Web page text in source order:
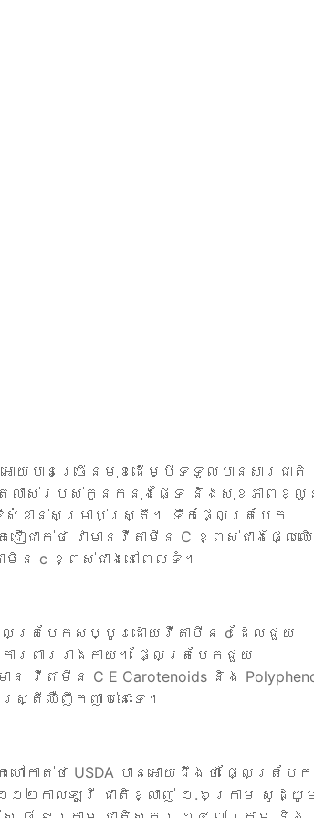
ោយបានច្រើនមុខដើម្បីទទួលបានសារជាតិ
ាស់របស់កូនក្នុងផ្ទៃ និងសុខភាពខ្លួ
ទីសំខាន់សម្រាប់ស្ត្រី។ ទឹកផ្លែត្របែក
ជាក់ថា វាមានវីតាមីន C ខ្ពស់ជាងផ្លែឈើ
មីន c ខ្ពស់ជាងនៅពេលទុំ។
ែត្របែកសម្បូរដោយវីតាមីន c ដែលជួយ
ាររាងកាយ។ ផ្លែត្របែកជួយ
តាមីន C E Carotenoids និង
រីឈឺញឹកញាប់នោះទេ។
ត់ថា USDA បានអោយដឹងថា ផ្លែត្របែក
២កាល់ឡូរី ជាតិខ្លាញ់ ១.៦ក្រាម សូដ្យូ